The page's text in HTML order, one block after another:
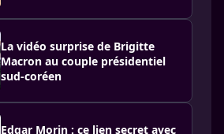
La vidéo surprise de Brigitte
Macron au couple présidentiel
sud-coréen
Edgar Morin : ce lien secret avec